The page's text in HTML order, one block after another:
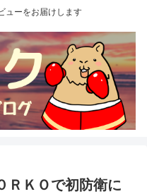
ューをお届けします
ＲＫＯで初防衛に